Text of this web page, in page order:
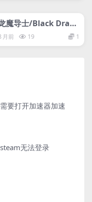
网盘下载游戏
魔导士/Black Drago
月前 19 1
要打开加速器加速
无法登录